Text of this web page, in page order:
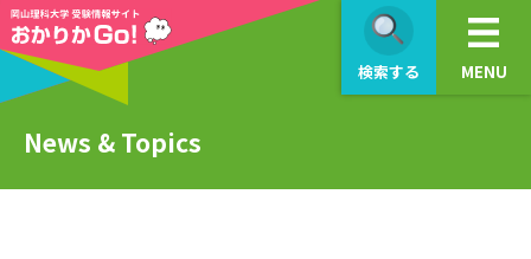
検索する MENU
News & Topics